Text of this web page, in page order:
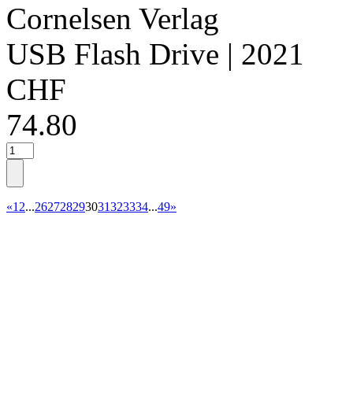
Cornelsen Verlag
USB Flash Drive | 2021
CHF
74.80
«1 2...262728293031323334...49»